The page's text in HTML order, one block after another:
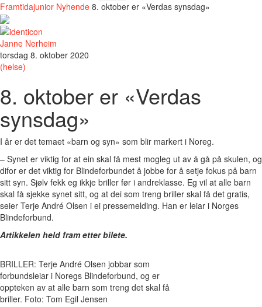
Framtidajunior Nyhende 8. oktober er «Verdas synsdag»
Janne Nerheim
torsdag 8. oktober 2020
(helse)
8. oktober er «Verdas
synsdag»
I år er det temaet «barn og syn» som blir markert i Noreg.
– Synet er viktig for at ein skal få mest mogleg ut av å gå på skulen, og
difor er det viktig for Blindeforbundet å jobbe for å setje fokus på barn
sitt syn. Sjølv fekk eg ikkje briller før i andreklasse. Eg vil at alle barn
skal få sjekke synet sitt, og at dei som treng briller skal få det gratis,
seier Terje André Olsen i ei pressemelding. Han er leiar i Norges
Blindeforbund.
Artikkelen held fram etter bilete.
BRILLER: Terje André Olsen jobbar som
forbundsleiar i Noregs Blindeforbund, og er
oppteken av at alle barn som treng det skal få
briller. Foto: Tom Egil Jensen